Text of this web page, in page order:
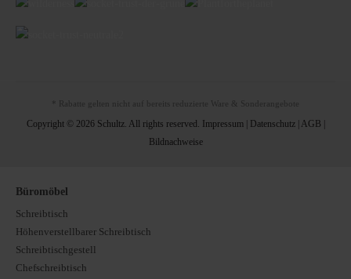
* Rabatte gelten nicht auf bereits reduzierte Ware & Sonderangebote
Copyright © 2026 Schultz. All rights reserved. Impressum| Datenschutz| AGB
Bildnachweise
Büromöbel
Schreibtisch
Höhenverstellbarer Schreibtisch
Schreibtischgestell
Chefschreibtisch